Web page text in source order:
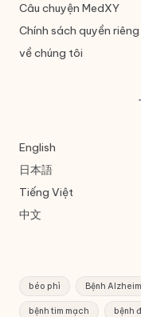
Câu chuyện MedXY
Chính sách quyền
về chúng tôi
English
日本語
Tiếng Việt
中文
béo phì Bệnh
bệnh tim mạch bệnh